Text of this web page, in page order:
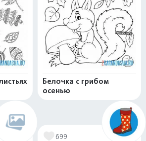
Белочка с грибом
осенью
699